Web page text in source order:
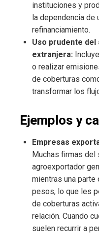
instituciones y
la dependencia
refinanciamiento.
Uso prudente del
extranjera:
o realizar
de coberturas
transformar los
Ejemplos y
Empresas
Muchas firmas
agroexportador
mientras una
pesos, lo que les
de coberturas
relación. Cuando
suelen recurrir a